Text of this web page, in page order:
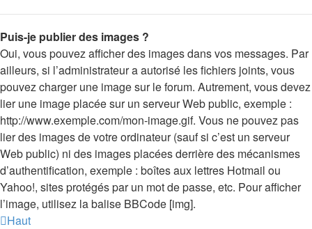
Puis-je publier des images ?
Oui, vous pouvez afficher des images dans vos messages. Par
ailleurs, si l’administrateur a autorisé les fichiers joints, vous
pouvez charger une image sur le forum. Autrement, vous devez
lier une image placée sur un serveur Web public, exemple :
http://www.exemple.com/mon-image.gif. Vous ne pouvez pas
lier des images de votre ordinateur (sauf si c’est un serveur
Web public) ni des images placées derrière des mécanismes
d’authentification, exemple : boîtes aux lettres Hotmail ou
Yahoo!, sites protégés par un mot de passe, etc. Pour afficher
l’image, utilisez la balise BBCode [img].
Haut